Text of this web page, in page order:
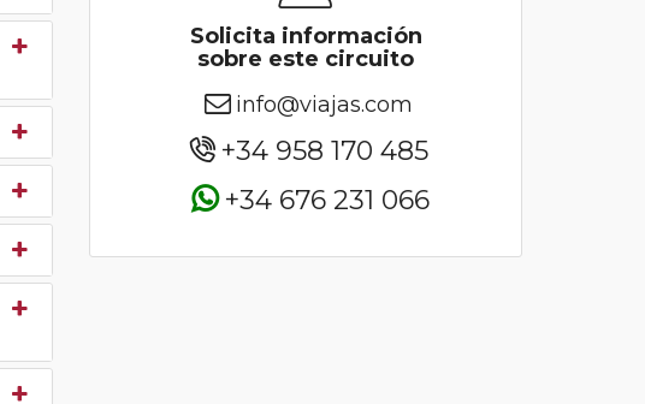
Solicita información
sobre este circuito
info@viajas.com
+34 958 170 485
+34 676 231 066